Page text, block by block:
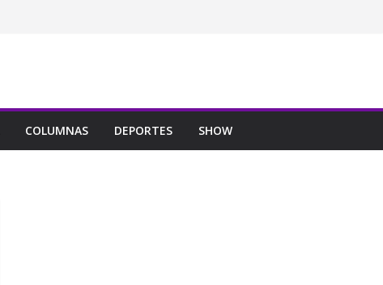
COLUMNAS DEPORTES SHOW